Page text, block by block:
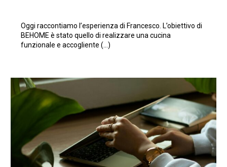
Oggi raccontiamo l’esperienza di Francesco. L’obiettivo di
BEHOME è stato quello di realizzare una cucina
funzionale e accogliente (…)